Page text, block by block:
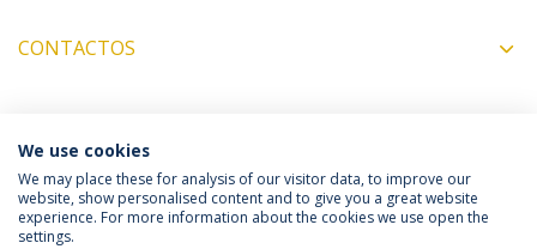
CONTACTOS
COORDENADORES
Política de Privacidade
Termos & Condições
We use cookies
We may place these for analysis of our visitor data, to improve our
website, show personalised content and to give you a great website
experience. For more information about the cookies we use open the
settings.